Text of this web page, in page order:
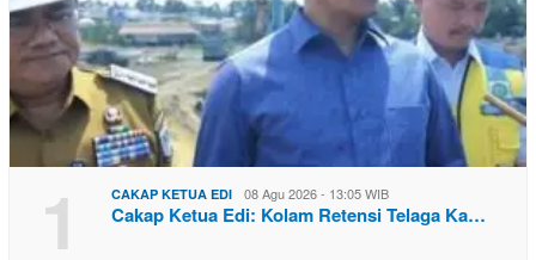
1 CAKAP KETUA EDI 08 Agu 2026 - 13:05 WIB
Cakap Ketua Edi: Kolam Retensi Telaga Ka…